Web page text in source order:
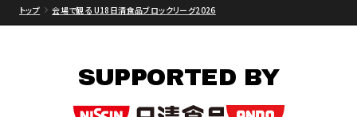
トップ 会場で観る U18日清食品ブロックリーグ2026
SUPPORTED BY